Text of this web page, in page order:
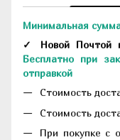
Минимальная
✓ Новой Почтой
Бесплатно при
отправкой
Стоимость
Стоимость
При покупке с